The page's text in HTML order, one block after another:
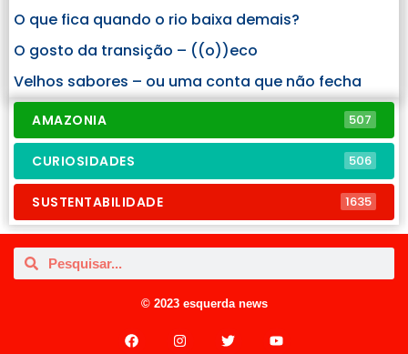
O que fica quando o rio baixa demais?
O gosto da transição – ((o))eco
Velhos sabores – ou uma conta que não fecha
AMAZONIA 507
CURIOSIDADES 506
SUSTENTABILIDADE 1635
© 2023 esquerda news